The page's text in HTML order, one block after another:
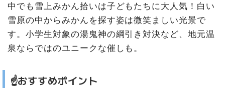
中でも雪上みかん拾いは子どもたちに大人気！白い
雪原の中からみかんを探す姿は微笑ましい光景で
す。小学生対象の湯鬼神の綱引き対決など、地元温
泉ならではのユニークな催しも。
☝️おすすめポイント